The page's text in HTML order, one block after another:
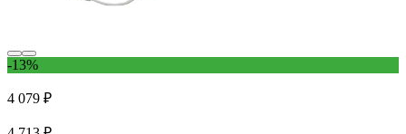
-13%
4 079 ₽